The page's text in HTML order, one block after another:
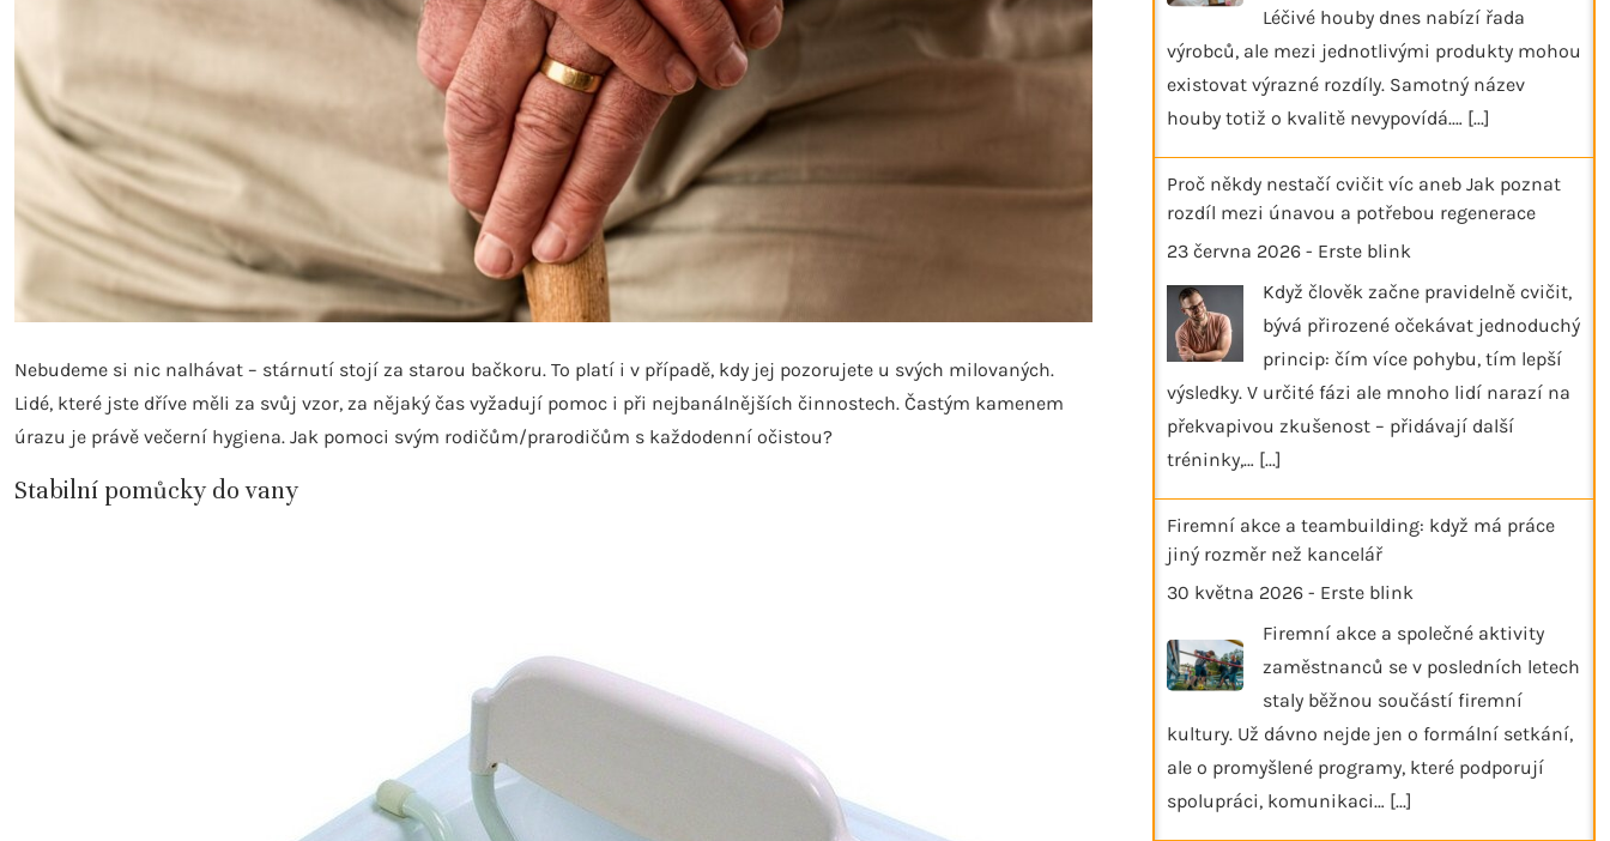
Nebudeme si nic nalhávat – stárnutí stojí za starou bačkoru. To platí i v případě, kdy jej pozorujete u svých milovaných.
Lidé, které jste dříve měli za svůj vzor, za nějaký čas vyžadují pomoc i při nejbanálnějších činnostech. Častým kamenem
úrazu je právě večerní hygiena. Jak pomoci svým rodičům/prarodičům s každodenní očistou?
Stabilní pomůcky do vany
Léčivé houby dnes nabízí řada
výrobců, ale mezi jednotlivými produkty mohou
existovat výrazné rozdíly. Samotný název
houby totiž o kvalitě nevypovídá.… [...]
Proč někdy nestačí cvičit víc aneb Jak poznat
rozdíl mezi únavou a potřebou regenerace
23 června 2026 - Erste blink
Když člověk začne pravidelně cvičit,
bývá přirozené očekávat jednoduchý
princip: čím více pohybu, tím lepší
výsledky. V určité fázi ale mnoho lidí narazí na
překvapivou zkušenost – přidávají další
tréninky,… [...]
Firemní akce a teambuilding: když má práce
jiný rozměr než kancelář
30 května 2026 - Erste blink
Firemní akce a společné aktivity
zaměstnanců se v posledních letech
staly běžnou součástí firemní
kultury. Už dávno nejde jen o formální setkání,
ale o promyšlené programy, které podporují
spolupráci, komunikaci… [...]